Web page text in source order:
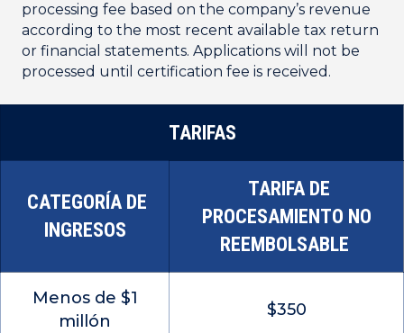
processing fee based on the company’s revenue
according to the most recent available tax return
or financial statements. Applications will not be
processed until certification fee is received.
TARIFAS
CATEGORÍA DE
INGRESOS
TARIFA DE
PROCESAMIENTO NO
REEMBOLSABLE
Menos de $1
millón
$350